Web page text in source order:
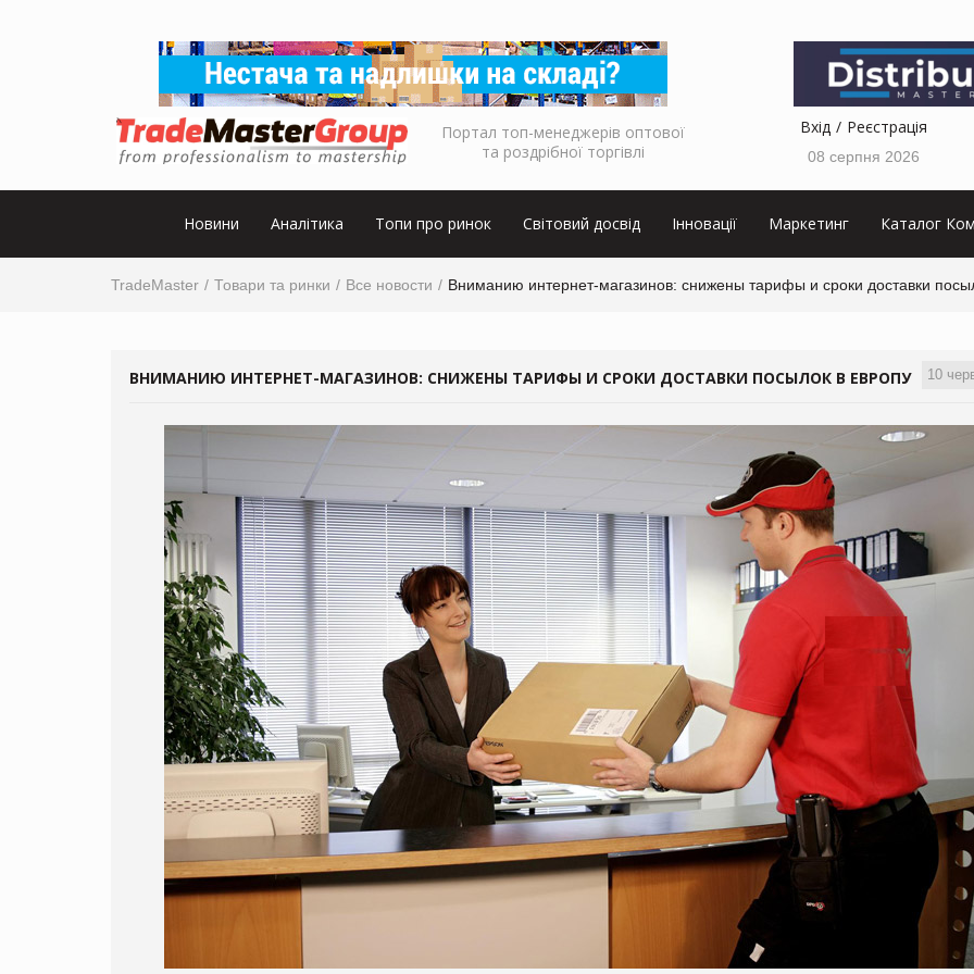
Портал топ-менеджерів оптової
та роздрібної торгівлі
Вхід Реєстрація
08 серпня 2026
Новини Аналітика Топи про ринок Світовий досвід Інновації Маркетинг Каталог
TradeMaster Товари та ринки Все новости Вниманию интернет-магазинов: снижены тарифы и сроки доставки
10
ВНИМАНИЮ ИНТЕРНЕТ-МАГАЗИНОВ: СНИЖЕНЫ ТАРИФЫ И СРОКИ ДОСТАВКИ ПОСЫЛОК В ЕВРОПУ